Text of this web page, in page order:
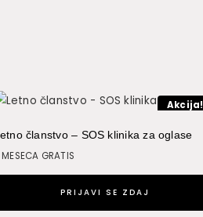
Akcija!
članstvo – SOS klinika za oglase
GRATIS
PRIJAVI SE ZDAJ